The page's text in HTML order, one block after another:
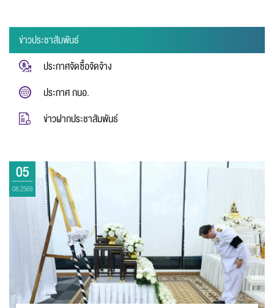
ข่าวประชาสัมพันธ์
ประกาศจัดซื้อจัดจ้าง
ประกาศ กนอ.
ข่าวฝากประชาสัมพันธ์
05
08.2569